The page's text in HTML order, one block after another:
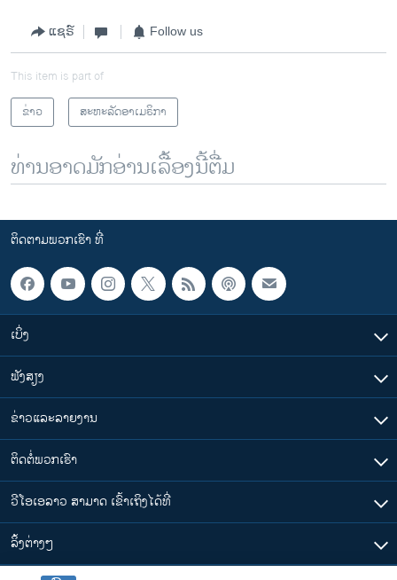
ແຊຣ໌ Follow us
This item is part of
ຂ່າວ
ສະຫະລັດອາເມຣິກາ
ທ່ານອາດມັກອ່ານເລື້ອງນີ້ຕື່ມ
ຕິດຕາມພວກເຮົາ ທີ່
ເບິ່ງ
ຟັງສຽງ
ຂ່າວແລະລາຍງານ
ຕິດຕໍ່ພວກເຮົາ
ວີໂອເອລາວ ສາມາດ ເຂົ້າເຖິງໄດ້ທີ່
​ລິ້ງ​ຕ່າງໆ